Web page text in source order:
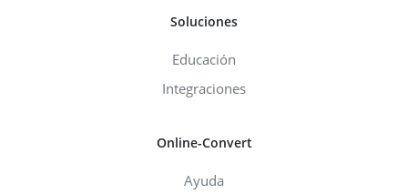
Soluciones
Educación
Integraciones
Online-Convert
Ayuda